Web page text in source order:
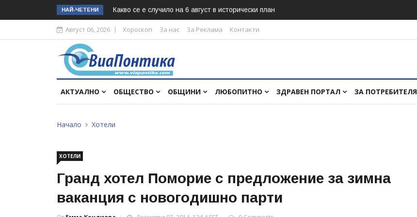
НАЙ-ЧЕТЕНИ Какво се е случило на 6 август в исторически план
Август 06, 2026 Хороскоп За нас За Реклама Контакти
АКТУАЛНО ОБЩЕСТВО ОБЩИНИ ЛЮБОПИТНО ЗДРАВЕН ПОРТАЛ ЗА ПОТРЕБИТЕЛЯ
Начало Хотели
ХОТЕЛИ
Гранд хотел Поморие с предложение за зимна
ваканция с новогодишно парти